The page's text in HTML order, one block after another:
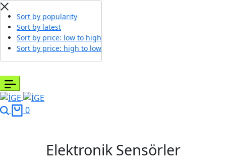
0
Elektronik Sensörler
Sort by popularity
Sort by latest
Sort by price: low to high
Sort by price: high to low